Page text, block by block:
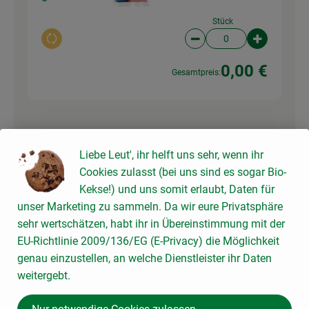
Auswahl ändern
Stück
Artikelanzahl
Gesamtpreis:0,00 €
200 ml
Gemüsebr
ühe
Auswahl ändern
b* Gemüsefond
10,73 € /
Liter
400ml
Liebe Leut', ihr helft uns sehr, wenn ihr
Cookies zulasst (bei uns sind es sogar Bio-
Kekse!) und uns somit erlaubt, Daten für
unser Marketing zu sammeln. Da wir eure Privatsphäre
sehr wertschätzen, habt ihr in Übereinstimmung mit der
EU-Richtlinie 2009/136/EG (E-Privacy) die Möglichkeit
genau einzustellen, an welche Dienstleister ihr Daten
weitergebt.